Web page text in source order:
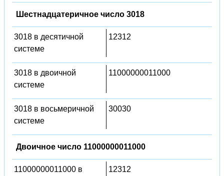
Шестнадцатеричное число 3018
3018 в десятичной
системе
12312
3018 в двоичной
системе
11000000011000
3018 в восьмеричной
системе
30030
Двоичное число 11000000011000
11000000011000 в
12312